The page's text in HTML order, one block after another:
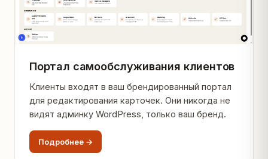
Портал самообслуживания клиентов
Клиенты входят в ваш брендированный портал
для редактирования карточек. Они никогда не
видят админку WordPress, только ваш бренд.
Подробнее →